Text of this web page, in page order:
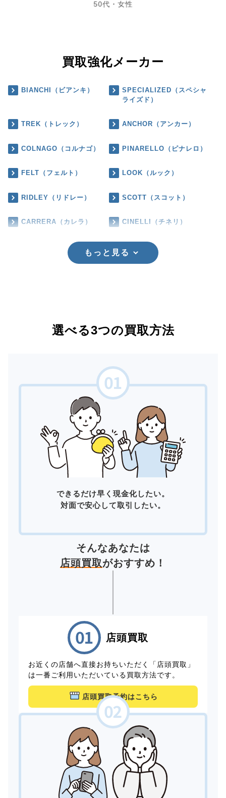
50代・女性
買取強化メーカー
BIANCHI（ビアンキ）
SPECIALIZED（スペシャ
ライズド）
TREK（トレック） ANCHOR（アンカー）
COLNAGO（コルナゴ） PINARELLO（ピナレロ）
FELT（フェルト） LOOK（ルック）
RIDLEY（リドレー） SCOTT（スコット）
CARRERA（カレラ） CINELLI（チネリ）
もっと見る
選べる3つの買取方法
できるだけ早く現金化したい。
対面で安心して取引したい。
そんなあなたは
店頭買取がおすすめ！
店頭買取
お近くの店舗へ直接お持ちいただく「店頭買取」
は一番ご利用いただいている買取方法です。
店頭買取予約はこちら